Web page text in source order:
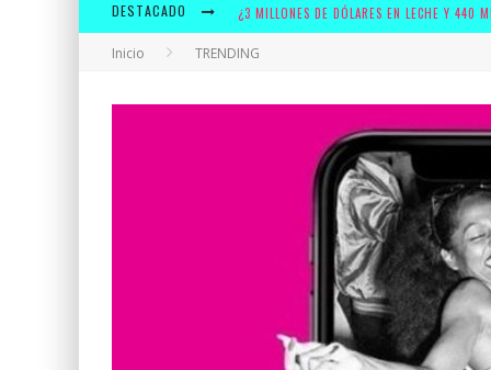
DESTACADO
KRUSTY Y ADIDAS OFRECERÁN A LOS FANS
LUZ MARÍA Y EL EXTRAÑO CASO QUE
Inicio TRENDING